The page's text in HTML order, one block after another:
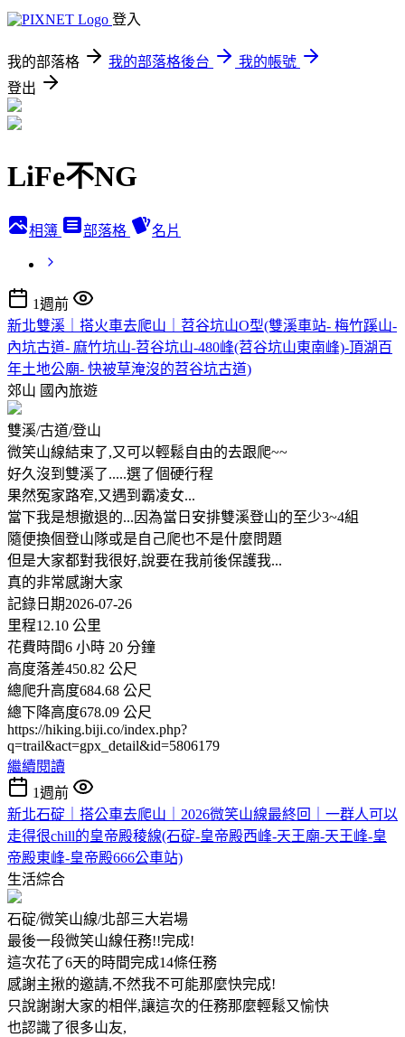
登入
我的部落格 我的部落格後台
我的帳號
登出
LiFe不NG
相簿 部落格 名片
1週前
新北雙溪｜搭火車去爬山｜苕谷坑山O型(雙溪車站- 梅竹蹊山-
內坑古道- 麻竹坑山-苕谷坑山-480峰(苕谷坑山東南峰)-頂湖百
年土地公廟- 快被草淹沒的苕谷坑古道)
郊山 國內旅遊
雙溪/古道/登山
微笑山線結束了,又可以輕鬆自由的去跟爬~~
好久沒到雙溪了.....選了個硬行程
果然冤家路窄,又遇到霸凌女...
當下我是想撤退的...因為當日安排雙溪登山的至少3~4組
隨便換個登山隊或是自己爬也不是什麼問題
但是大家都對我很好,說要在我前後保護我...
真的非常感謝大家
記錄日期2026-07-26
里程12.10 公里
花費時間6 小時 20 分鐘
高度落差450.82 公尺
總爬升高度684.68 公尺
總下降高度678.09 公尺
https://hiking.biji.co/index.php?
q=trail&act=gpx_detail&id=5806179
繼續閱讀
1週前
新北石碇｜搭公車去爬山｜2026微笑山線最終回｜一群人可以
走得很chill的皇帝殿稜線(石碇-皇帝殿西峰-天王廟-天王峰-皇
帝殿東峰-皇帝殿666公車站)
生活綜合
石碇/微笑山線/北部三大岩場
最後一段微笑山線任務!!完成!
這次花了6天的時間完成14條任務
感謝主揪的邀請,不然我不可能那麼快完成!
只說謝謝大家的相伴,讓這次的任務那麼輕鬆又愉快
也認識了很多山友,